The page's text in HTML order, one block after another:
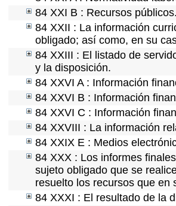
84 XXI B : Recursos públicos.
84 XXII : La información
obligado; así como, en su
84 XXIII : El listado de
y la disposición.
84 XXVI A : Información
84 XXVI B : Información
84 XXVI C : Información
84 XXVIII : La información
84 XXIX E : Medios
84 XXX : Los informes
sujeto obligado que se
resuelto los recursos que en
84 XXXI : El resultado de la